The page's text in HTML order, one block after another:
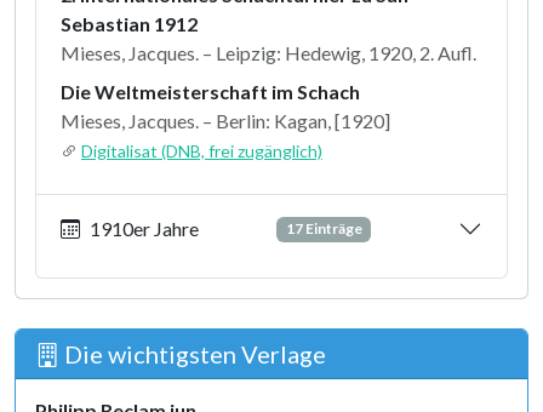
Sebastian 1912
Mieses, Jacques. – Leipzig: Hedewig, 1920, 2. Aufl.
Die Weltmeisterschaft im Schach
Mieses, Jacques. – Berlin: Kagan, [1920]
Digitalisat (DNB, frei zugänglich)
1910er Jahre 17 Einträge
Die wichtigsten Verlage